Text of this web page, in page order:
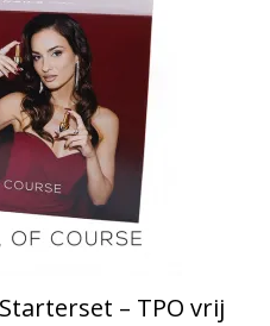
– TPO vrij